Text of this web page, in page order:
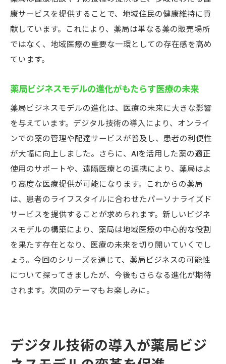
持続可能なビジネスモデルの構築
薬局の新たなサービス展開
康サービスを提供することで、地域住民の健康維持に貢
献しています。これにより、薬局は単なる薬の販売場所
ではなく、地域医療の重要な一環としての存在感を高め
ています。
薬局ビジネスモデルの進化がもたらす医療の未来
薬局ビジネスモデルの進化は、医療の未来に大きな影響
を与えています。デジタル技術の導入により、オンライ
ンでの薬の管理や配達サービスが普及し、患者の利便性
が大幅に向上しました。さらに、AIを活用した薬の適正
使用のサポートや、遠隔医療との連携により、薬局はよ
り高度な医療提供が可能になります。これからの薬局
は、患者のライフスタイルに合わせたパーソナライズド
サービスを提供することが求められます。新しいビジネ
スモデルの構築により、薬局は地域医療の中心的な役割
を果たす存在となり、医療の未来を切り開いていくでし
ょう。今回のシリーズを通じて、薬局ビジネスの可能性
について探ってきましたが、今後もさらなる進化が期待
されます。次回のテーマもお楽しみに。
デジタル技術の導入が薬局ビジ